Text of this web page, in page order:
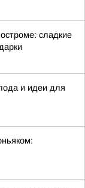
сладкие
и идеи для